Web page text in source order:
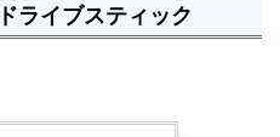
ライブスティック